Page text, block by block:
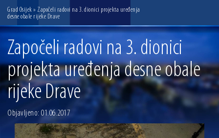
Grad Osijek » Započeli radovi na 3. dionici projekta uređenja
desne obale rijeke Drave
Započeli radovi na 3. dionici
projekta uređenja desne obale
rijeke Drave
Objavljeno: 01.06.2017